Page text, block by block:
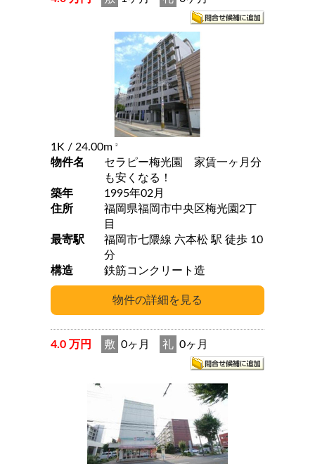
1K / 24.00m 2
物件名
セラピー梅光園 家賃一ヶ月分
も安くなる！
築年
1995年02月
住所
福岡県福岡市中央区梅光園2丁
目
最寄駅
福岡市七隈線 六本松 駅 徒歩 10
分
構造
鉄筋コンクリート造
4.0 万円 敷 0ヶ月 礼 0ヶ月